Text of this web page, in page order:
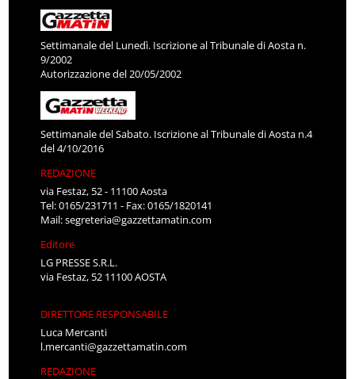
Settimanale del Lunedì. Iscrizione al Tribunale di Aosta n.
9/2002
Autorizzazione del 20/05/2002
Settimanale del Sabato. Iscrizione al Tribunale di Aosta n.4
del 4/10/2016
REDAZIONE
via Festaz, 52 - 11100 Aosta
Tel: 0165/231711 - Fax: 0165/1820141
Mail:segreteria@gazzettamatin.com
Editore
LG PRESSE S.R.L.
via Festaz, 52 11100 AOSTA
DIRETTORE RESPONSABILE
Luca Mercanti
l.mercanti@gazzettamatin.com
REDAZIONE